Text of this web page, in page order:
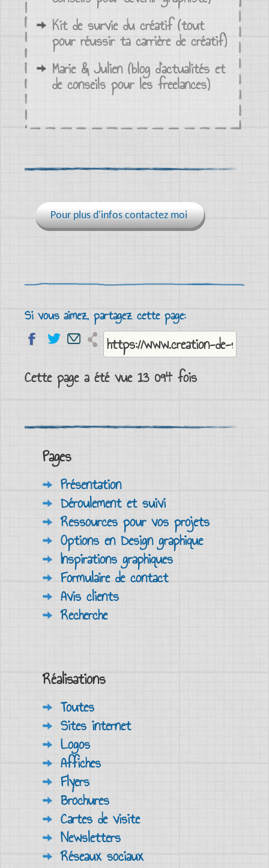
Kit de survie du créatif (tout
pour réussir ta carrière de créatif)
Marie & Julien (blog d’actualités et
de conseils pour les freelances)
Pour plus d'infos contactez moi
Si vous aimez, partagez cette page:
Cette page a été vue 13 094 fois
Pages
Présentation
Déroulement et suivi
Ressources pour vos projets
Options en Design graphique
Inspirations graphiques
Formulaire de contact
Avis clients
Recherche
Réalisations
Toutes
Sites internet
Logos
Affiches
Flyers
Brochures
Cartes de visite
Newsletters
Réseaux sociaux